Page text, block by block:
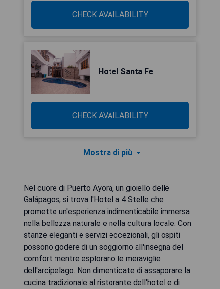
CHECK AVAILABILITY
Hotel Santa Fe
CHECK AVAILABILITY
Mostra di più
Nel cuore di Puerto Ayora, un gioiello delle
Galápagos, si trova l'Hotel a 4 Stelle che
promette un'esperienza indimenticabile immersa
nella bellezza naturale e nella cultura locale. Con
stanze eleganti e servizi eccezionali, gli ospiti
possono godere di un soggiorno all'insegna del
comfort mentre esplorano le meraviglie
dell'arcipelago. Non dimenticate di assaporare la
cucina tradizionale al ristorante dell'hotel e di